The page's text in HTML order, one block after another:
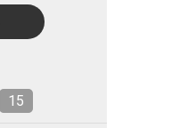
15